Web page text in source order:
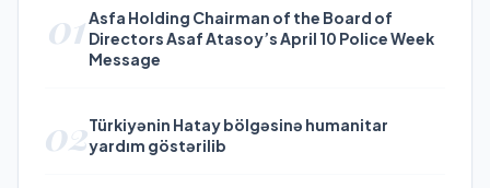
01Asfa Holding Chairman of the Board of
Directors Asaf Atasoy’s April 10 Police Week
Message
02Türkiyənin Hatay bölgəsinə humanitar
yardım göstərilib